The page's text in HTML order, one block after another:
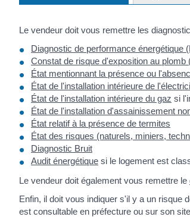
Le vendeur doit vous remettre les
Diagnostic de performance énergétique
Constat de risque d'exposition au plomb
État mentionnant la présence ou
État de l'installation intérieure de
État de l'installation intérieure du gaz si
État de l'installation d'assainissement
État relatif à la présence de termites
État des risques (naturels, miniers,
Diagnostic Bruit
Audit énergétique si le logement est
Le vendeur doit également vous remettre le
Enfin, il doit vous indiquer s'il y a un risque
est consultable en préfecture ou sur son